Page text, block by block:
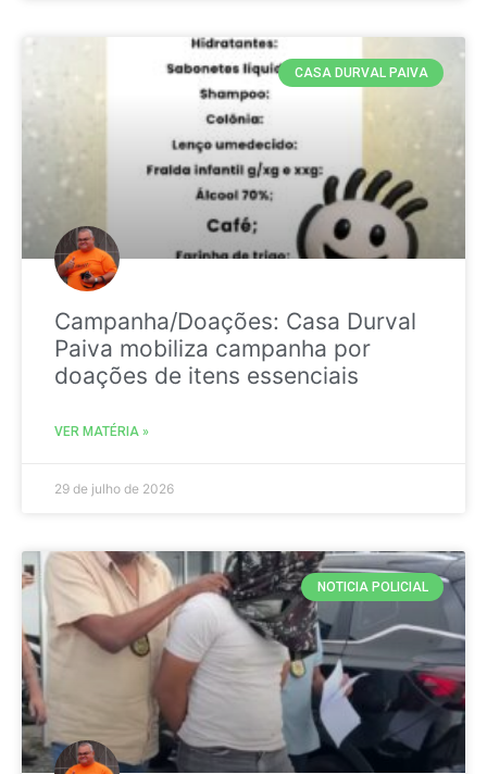
CASA DURVAL PAIVA
Campanha/Doações: Casa Durval
Paiva mobiliza campanha por
doações de itens essenciais
VER MATÉRIA »
29 de julho de 2026
NOTICIA POLICIAL